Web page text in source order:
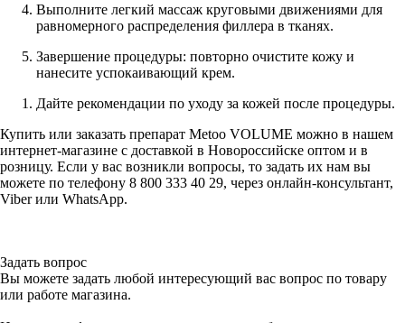
Выполните легкий массаж круговыми движениями для
равномерного распределения филлера в тканях.
Завершение процедуры: повторно очистите кожу и
нанесите успокаивающий крем.
Дайте рекомендации по уходу за кожей после процедуры.
Купить или заказать препарат Metoo VOLUME можно в нашем
интернет-магазине с доставкой в Новороссийске оптом и в
розницу. Если у вас возникли вопросы, то задать их нам вы
можете по телефону 8 800 333 40 29, через онлайн-консультант,
Viber или WhatsApp.
Задать вопрос
Вы можете задать любой интересующий вас вопрос по товару
или работе магазина.